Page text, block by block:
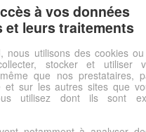
et respirantTaille 2 à
imperméable
à vos données
et leurs traitements
nous utilisons des cookies
stocker et utiliser
que nos prestataires,
et sur les autres sites que
utilisez dont ils sont